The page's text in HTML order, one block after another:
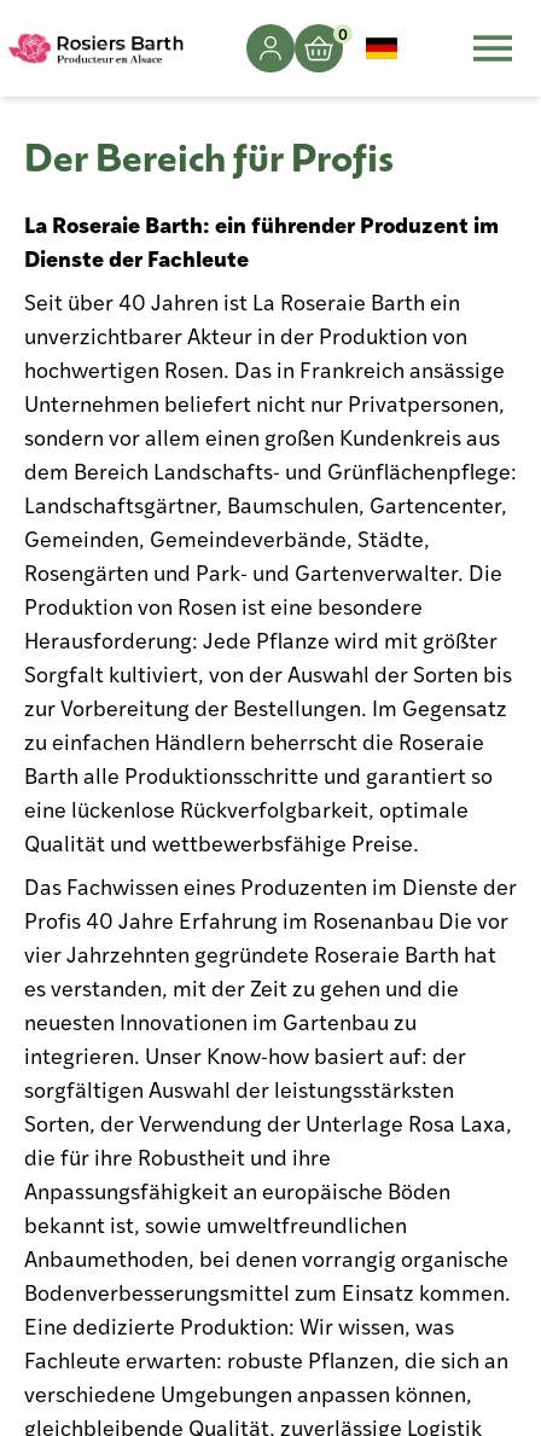
0
Der Bereich für Profis
La Roseraie Barth: ein führender Produzent im
Dienste der Fachleute
Seit über 40 Jahren ist La Roseraie Barth ein
unverzichtbarer Akteur in der Produktion von
hochwertigen Rosen. Das in Frankreich ansässige
Unternehmen beliefert nicht nur Privatpersonen,
sondern vor allem einen großen Kundenkreis aus
dem Bereich Landschafts- und Grünflächenpflege:
Landschaftsgärtner, Baumschulen, Gartencenter,
Gemeinden, Gemeindeverbände, Städte,
Rosengärten und Park- und Gartenverwalter. Die
Produktion von Rosen ist eine besondere
Herausforderung: Jede Pflanze wird mit größter
Sorgfalt kultiviert, von der Auswahl der Sorten bis
zur Vorbereitung der Bestellungen. Im Gegensatz
zu einfachen Händlern beherrscht die Roseraie
Barth alle Produktionsschritte und garantiert so
eine lückenlose Rückverfolgbarkeit, optimale
Qualität und wettbewerbsfähige Preise.
Das Fachwissen eines Produzenten im Dienste der
Profis 40 Jahre Erfahrung im Rosenanbau Die vor
vier Jahrzehnten gegründete Roseraie Barth hat
es verstanden, mit der Zeit zu gehen und die
neuesten Innovationen im Gartenbau zu
integrieren. Unser Know-how basiert auf: der
sorgfältigen Auswahl der leistungsstärksten
Sorten, der Verwendung der Unterlage Rosa Laxa,
die für ihre Robustheit und ihre
Anpassungsfähigkeit an europäische Böden
bekannt ist, sowie umweltfreundlichen
Anbaumethoden, bei denen vorrangig organische
Bodenverbesserungsmittel zum Einsatz kommen.
Eine dedizierte Produktion: Wir wissen, was
Fachleute erwarten: robuste Pflanzen, die sich an
verschiedene Umgebungen anpassen können,
gleichbleibende Qualität, zuverlässige Logistik